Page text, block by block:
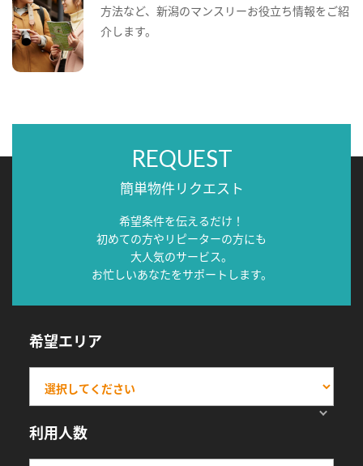
方法など、新潟のマンスリーお役立ち情報をご紹
介します。
REQUEST
簡単物件リクエスト
希望条件を伝えるだけ！
初めての方やリピーターの方にも
大人気のサービス。
お忙しいあなたをサポートします。
希望エリア
利用人数